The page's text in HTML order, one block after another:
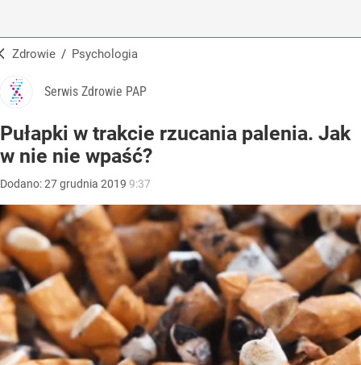
Zdrowie / Psychologia
Serwis Zdrowie PAP
Pułapki w trakcie rzucania palenia. Jak
w nie nie wpaść?
Dodano:27grudnia 2019 9:37